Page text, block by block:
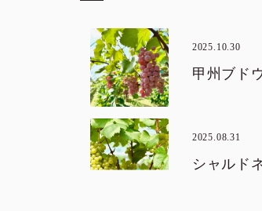
2025.10.30
2025.08.31